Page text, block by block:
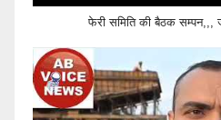
फेरी समिति की बैठक सम्पन,,,